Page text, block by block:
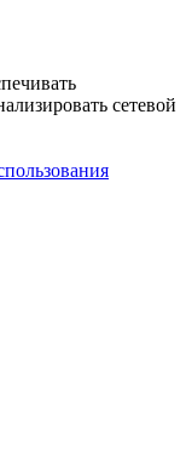
сетевой